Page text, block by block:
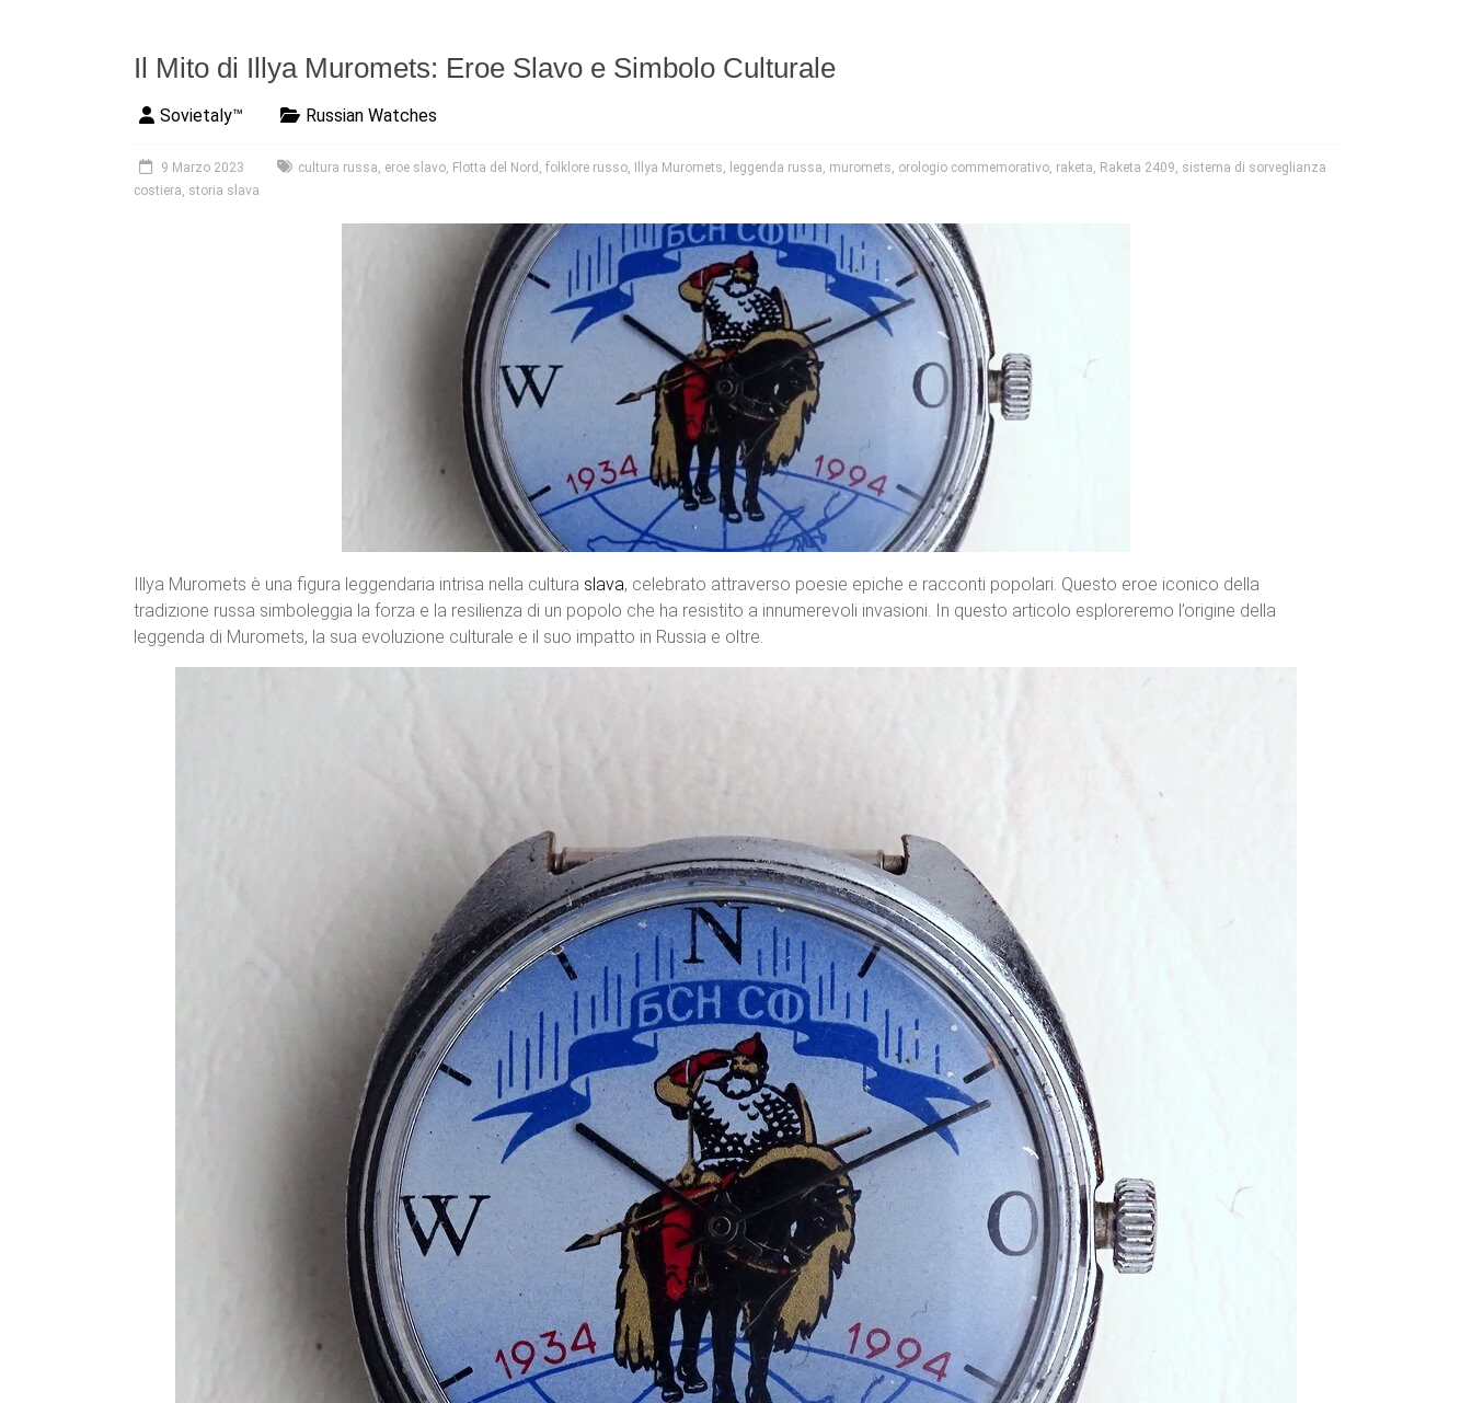
Il Mito di Illya Muromets: Eroe Slavo e Simbolo Culturale
Sovietaly™ Russian Watches
9 Marzo 2023 cultura russa eroe slavo Flotta del Nord folklore russo Illya Muromets leggenda russa muromets orologio commemorativo raketa Raketa 2409 sistema di sorveglianza
costiera storia slava
Illya Muromets è una figura leggendaria intrisa nella cultura slava, celebrato attraverso poesie epiche e racconti popolari. Questo eroe iconico della
tradizione russa simboleggia la forza e la resilienza di un popolo che ha resistito a innumerevoli invasioni. In questo articolo esploreremo l’origine della
leggenda di Muromets, la sua evoluzione culturale e il suo impatto in Russia e oltre.